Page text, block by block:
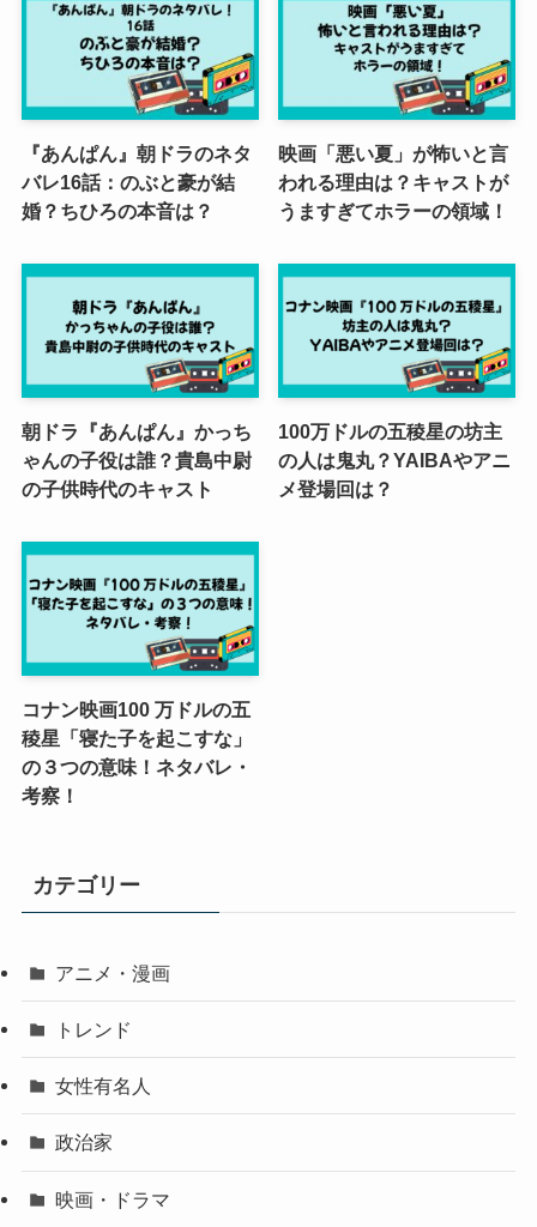
『あんぱん』朝ドラのネタ
バレ16話：のぶと豪が結
婚？ちひろの本音は？
映画「悪い夏」が怖いと言
われる理由は？キャストが
うますぎてホラーの領域！
朝ドラ『あんぱん』かっち
ゃんの子役は誰？貴島中尉
の子供時代のキャスト
100万ドルの五稜星の坊主
の人は鬼丸？YAIBAやアニ
メ登場回は？
コナン映画100 万ドルの五
稜星「寝た子を起こすな」
の３つの意味！ネタバレ・
考察！
カテゴリー
アニメ・漫画
トレンド
女性有名人
政治家
映画・ドラマ